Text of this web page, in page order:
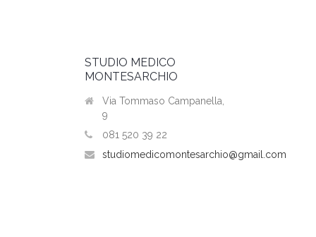
STUDIO MEDICO
MONTESARCHIO
Via Tommaso Campanella,
9
081 520 39 22
studiomedicomontesarchio@gmail.com